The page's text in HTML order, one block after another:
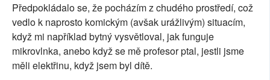
Předpokládalo se, že pocházím z chudého prostředí, což
vedlo k naprosto komickým (avšak urážlivým) situacím,
když mi například bytný vysvětloval, jak funguje
mikrovlnka, anebo když se mě profesor ptal, jestli jsme
měli elektřinu, když jsem byl dítě.